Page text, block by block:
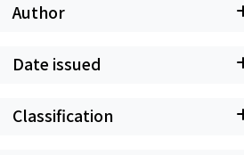
Author
Date issued
Classification